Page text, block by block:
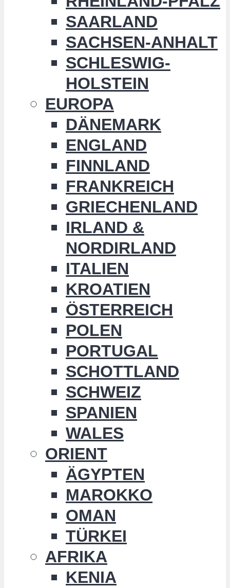
SAARLAND
SACHSEN-ANHALT
SCHLESWIG-
HOLSTEIN
EUROPA
DÄNEMARK
ENGLAND
FINNLAND
FRANKREICH
GRIECHENLAND
IRLAND &
NORDIRLAND
ITALIEN
KROATIEN
ÖSTERREICH
POLEN
PORTUGAL
SCHOTTLAND
SCHWEIZ
SPANIEN
WALES
ORIENT
ÄGYPTEN
MAROKKO
OMAN
TÜRKEI
AFRIKA
KENIA